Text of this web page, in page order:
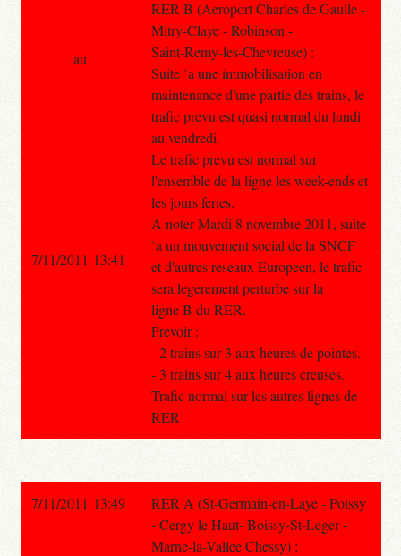
RER B (Aeroport Charles de Gaulle -
Mitry-Claye - Robinson -
Saint-Remy-les-Chevreuse) :
Suite `a une immobilisation en
maintenance d'une partie des trains, le
trafic prevu est quasi normal du lundi
au vendredi.
Le trafic prevu est normal sur
l'ensemble de la ligne les week-ends et
les jours feries.
A noter Mardi 8 novembre 2011, suite
`a un mouvement social de la SNCF
et d'autres reseaux Europeen, le trafic
sera legerement perturbe sur la
ligne B du RER.
Prevoir :
- 2 trains sur 3 aux heures de pointes.
- 3 trains sur 4 aux heures creuses.
Trafic normal sur les autres lignes de
RER
au
7/11/2011 13:41
7/11/2011 13:49
RER A (St-Germain-en-Laye - Poissy
- Cergy le Haut- Boissy-St-Leger -
Marne-la-Vallee Chessy) :